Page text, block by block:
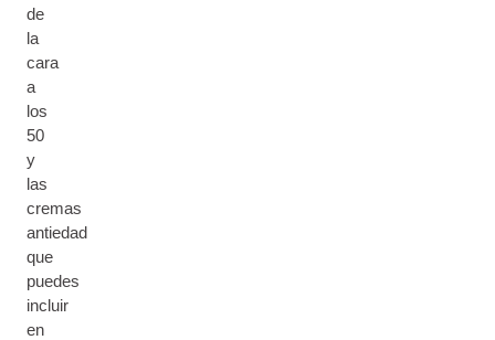
de
la
cara
a
los
50
y
las
cremas
antiedad
que
puedes
incluir
en